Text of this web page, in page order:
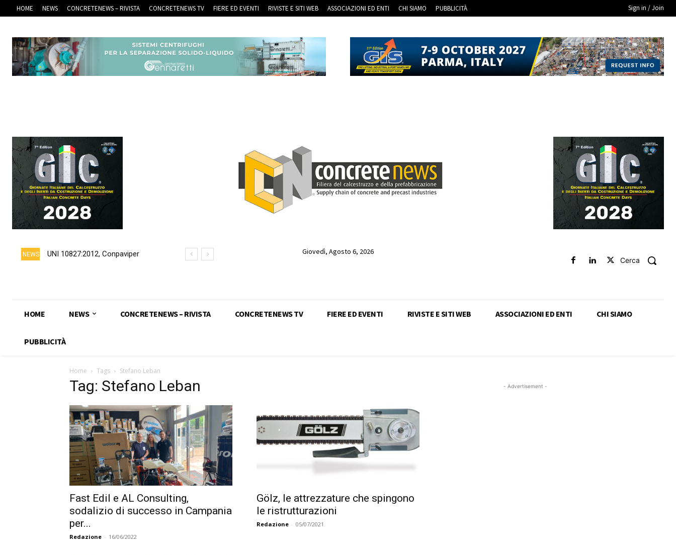
HOME NEWS CONCRETENEWS – RIVISTA CONCRETENEWS TV FIERE ED EVENTI RIVISTE E SITI WEB ASSOCIAZIONI ED ENTI CHI SIAMO PUBBLICITÀ Sign in / Join
NEWS
UNI 10827:2012, Conpaviper
Giovedì, Agosto 6, 2026
Cerca
HOME NEWS CONCRETENEWS – RIVISTA CONCRETENEWS TV FIERE ED EVENTI RIVISTE E SITI WEB ASSOCIAZIONI ED ENTI CHI SIAMO
PUBBLICITÀ
Home Tags Stefano Leban
Tag: Stefano Leban
Fast Edil e AL Consulting,
sodalizio di successo in Campania
per...
Redazione - 16/06/2022
Gölz, le attrezzature che spingono
le ristrutturazioni
Redazione - 05/07/2021
- Advertisement -